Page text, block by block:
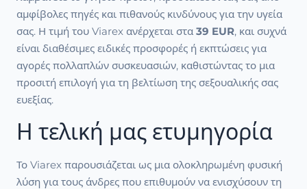
αμφίβολες πηγές και πιθανούς κινδύνους για την υγεία
σας. Η τιμή του Viarex ανέρχεται στα 39 EUR, και συχνά
είναι διαθέσιμες ειδικές προσφορές ή εκπτώσεις για
αγορές πολλαπλών συσκευασιών, καθιστώντας το μια
προσιτή επιλογή για τη βελτίωση της σεξουαλικής σας
ευεξίας.
Η τελική μας ετυμηγορία
Το Viarex παρουσιάζεται ως μια ολοκληρωμένη φυσική
λύση για τους άνδρες που επιθυμούν να ενισχύσουν τη